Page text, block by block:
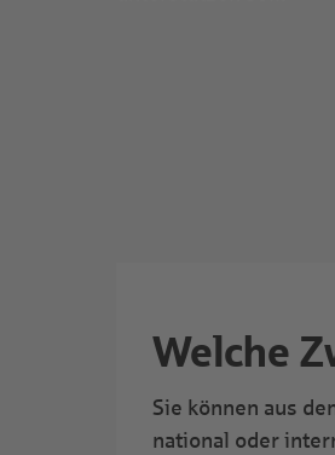
Welche
Sie können aus
national oder